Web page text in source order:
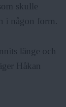
skulle
i någon form.
länge och
Håkan